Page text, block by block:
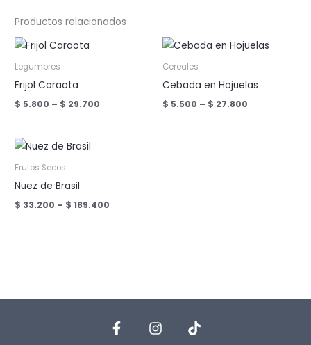
Productos relacionados
Legumbres
Frijol Caraota
$ 5.800 – $ 29.700
Cereales
Cebada en Hojuelas
$ 5.500 – $ 27.800
Frutos Secos
Nuez de Brasil
$ 33.200 – $ 189.400